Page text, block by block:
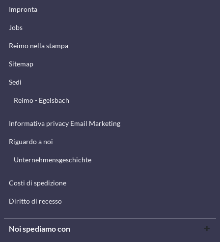
Impronta
Jobs
Reimo nella stampa
Sitemap
Sedi
Reimo - Egelsbach
Informativa privacy Email Marketing
Riguardo a noi
Unternehmensgeschichte
Costi di spedizione
Diritto di recesso
Noi spediamo con